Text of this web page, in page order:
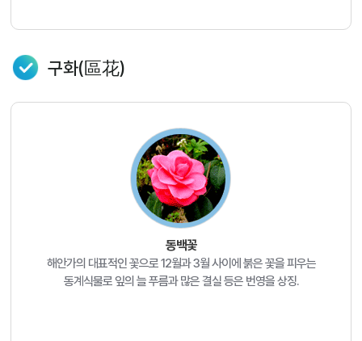
구화(區花)
동백꽃
해안가의 대표적인 꽃으로 12월과 3월 사이에 붉은 꽃을 피우는
동계식물로 잎의 늘 푸름과 많은 결실 등은 번영을 상징.